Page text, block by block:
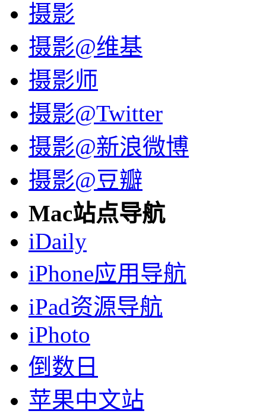
摄影
摄影@维基
摄影师
摄影@Twitter
摄影@新浪微博
摄影@豆瓣
Mac站点导航
iDaily
iPhone应用导航
iPad资源导航
iPhoto
倒数日
苹果中文站